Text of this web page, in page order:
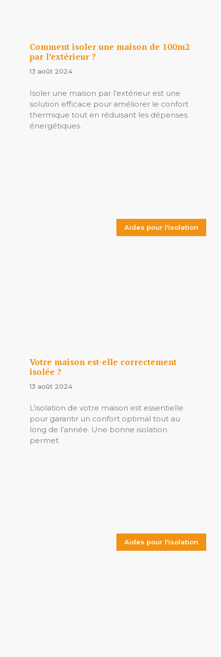
Comment isoler une maison de 100m2
par l’extérieur ?
13 août 2024
Isoler une maison par l’extérieur est une
solution efficace pour améliorer le confort
thermique tout en réduisant les dépenses
énergétiques.
Aides pour l'isolation
Votre maison est-elle correctement
isolée ?
13 août 2024
L’isolation de votre maison est essentielle
pour garantir un confort optimal tout au
long de l’année. Une bonne isolation
permet
Aides pour l'isolation